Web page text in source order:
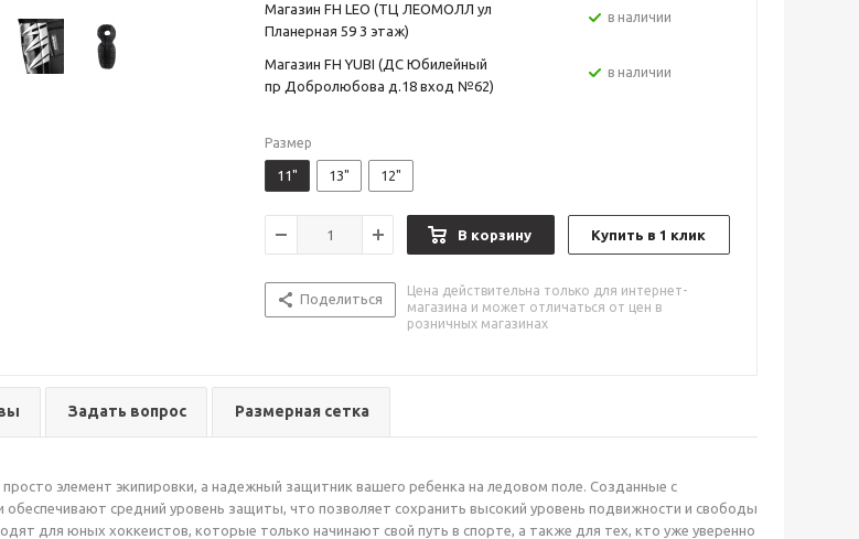
Магазин FH LEO (ТЦ ЛЕОМОЛЛ ул
Планерная 59 3 этаж)
в наличии
Магазин FH YUBI (ДС Юбилейный
пр Добролюбова д.18 вход №62)
в наличии
Размер
11" 13" 12"
В корзину Купить в 1 клик
Поделиться
Цена действительна только для интернет-
магазина и может отличаться от цен в
розничных магазинах
Задать вопрос Размерная сетка
элемент экипировки, а надежный защитник вашего ребенка на ледовом поле. Созданные с
обеспечивают средний уровень защиты, что позволяет сохранить высокий уровень подвижности и свободы
для юных хоккеистов, которые только начинают свой путь в спорте, а также для тех, кто уже уверенно